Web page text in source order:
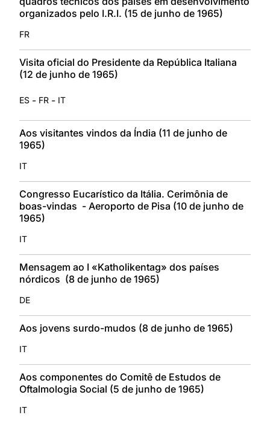
organizados pelo I.R.I. (15 de junho de 1965)
FR
Visita oficial do Presidente da República Italiana
(12 de junho de 1965)
ES - FR - IT
Aos visitantes vindos da Índia (11 de junho de
1965)
IT
Congresso Eucarístico da Itália. Cerimônia de
boas-vindas - Aeroporto de Pisa (10 de junho de
1965)
IT
Mensagem ao I «Katholikentag» dos países
nórdicos (8 de junho de 1965)
DE
Aos jovens surdo-mudos (8 de junho de 1965)
IT
Aos componentes do Comitê de Estudos de
Oftalmologia Social (5 de junho de 1965)
IT